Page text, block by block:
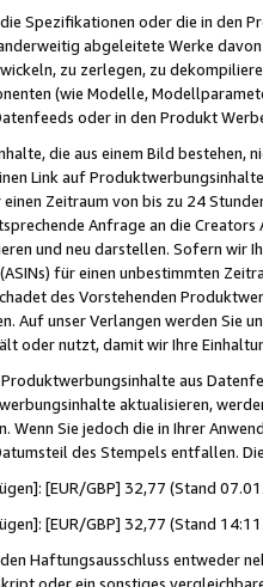
die Spezifikationen oder die in
abgeleitete Werke
zu zerlegen, zu
(wie Modelle,
oder in den Produkt
die aus einem Bild bestehen,
Link auf
Zeitraum von bis zu 24
Anfrage an die
und neu darstellen. Sofern wir
für einen unbestimmten
des Vorstehenden
Auf unser Verlangen werden Sie
oder nutzt, damit wir Ihre
aus
aktualisieren,
Sie jedoch die in Ihrer
des Stempels entfallen.
[EUR/GBP] 32,77 (Stand
[EUR/GBP] 32,77 (Stand
Haftungsausschluss entweder
oder ein sonstiges